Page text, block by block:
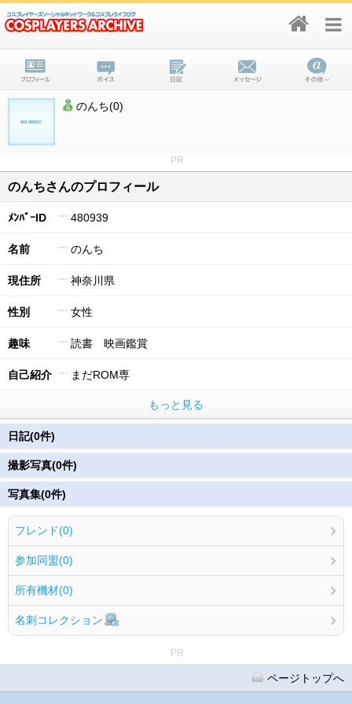
のんち(0)
PR
のんちさんのプロフィール
ﾒﾝﾊﾞｰID 480939
名前 のんち
現住所 神奈川県
性別 女性
趣味 読書 映画鑑賞
自己紹介 まだROM専
もっと見る
日記(0件)
撮影写真(0件)
写真集(0件)
フレンド(0)
参加同盟(0)
所有機材(0)
名刺コレクション
PR
ページトップへ